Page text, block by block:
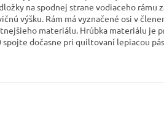
na spodnej strane vodiaceho
výšku. Rám má vyznačené osi v
materiálu. Hrúbka materiálu je
dočasne pri quiltovaní lepiacou